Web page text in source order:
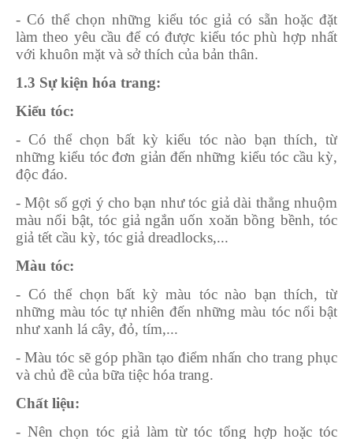
- Có thể chọn những kiểu tóc giả có sẵn hoặc đặt
làm theo yêu cầu để có được kiểu tóc phù hợp nhất
với khuôn mặt và sở thích của bản thân.
1.3 Sự kiện hóa trang:
Kiểu tóc:
- Có thể chọn bất kỳ kiểu tóc nào bạn thích, từ
những kiểu tóc đơn giản đến những kiểu tóc cầu kỳ,
độc đáo.
- Một số gợi ý cho bạn như tóc giả dài thẳng nhuộm
màu nổi bật, tóc giả ngắn uốn xoăn bồng bềnh, tóc
giả tết cầu kỳ, tóc giả dreadlocks,...
Màu tóc:
- Có thể chọn bất kỳ màu tóc nào bạn thích, từ
những màu tóc tự nhiên đến những màu tóc nổi bật
như xanh lá cây, đỏ, tím,...
- Màu tóc sẽ góp phần tạo điểm nhấn cho trang phục
và chủ đề của bữa tiệc hóa trang.
Chất liệu:
- Nên chọn tóc giả làm từ tóc tổng hợp hoặc tóc